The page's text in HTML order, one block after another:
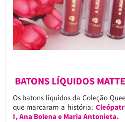
BATONS LÍQUIDOS
Os batons líquidos da Coleção
que marcaram a história:
I, Ana Bolena e Maria Antonieta.